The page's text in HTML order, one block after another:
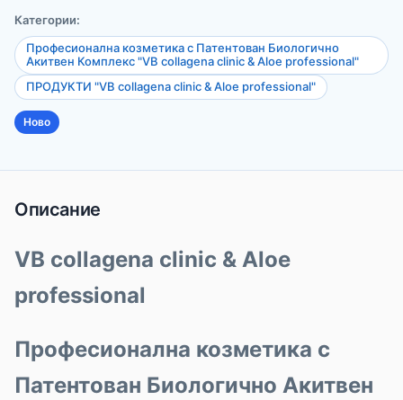
Категории:
Професионална козметика с Патентован Биологично
Акитвен Комплекс "VB collagena clinic & Aloe professional"
ПРОДУКТИ "VB collagena clinic & Aloe professional"
Ново
Описание
VB collagena clinic & Aloe
professional
Професионална козметика с
Патентован Биологично Акитвен